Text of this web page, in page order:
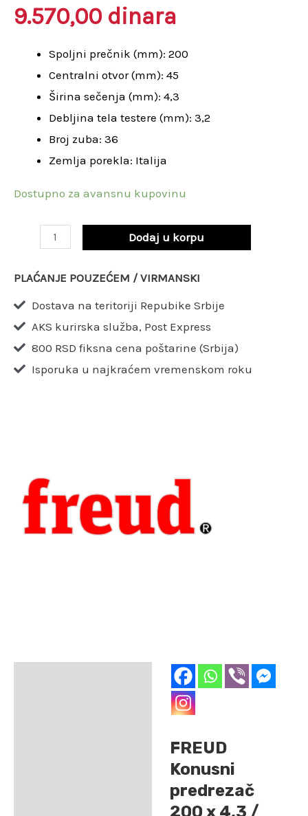
9.570,00 dinara
Spoljni prečnik (mm): 200
Centralni otvor (mm): 45
Širina sečenja (mm): 4,3
Debljina tela testere (mm): 3,2
Broj zuba: 36
Zemlja porekla: Italija
Dostupno za avansnu kupovinu
4,3
količina
Dodaj u korpu
PLAĆANJE POUZEĆEM / VIRMANSKI
Dostava na teritoriji Repubike Srbije
AKS kurirska služba, Post Express
800 RSD fiksna cena poštarine (Srbija)
Isporuka u najkraćem vremenskom roku
FREUD
Konusni
predrezač
200 x 4,3 /